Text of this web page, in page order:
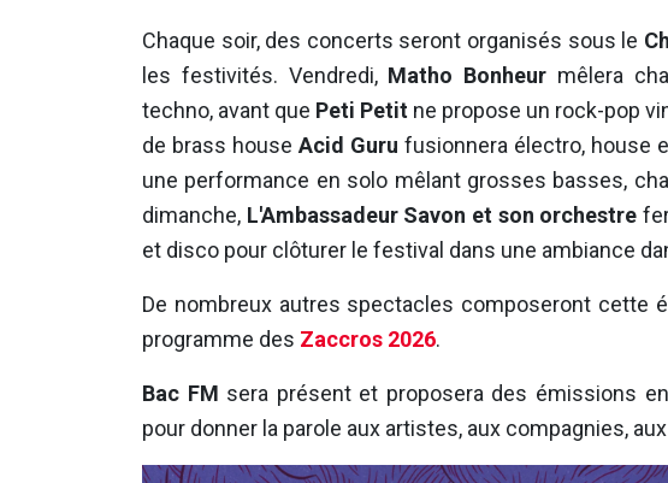
Chaque soir, des concerts seront organisés sous le
les festivités. Vendredi, Matho Bonheur mêlera
techno, avant que Peti Petit ne propose un rock-pop
de brass houseAcid Guru fusionnera électro, house
une performance en solo mêlant grosses basses,
dimanche, L'Ambassadeur Savon et son orchestre
et disco pour clôturer le festival dans une ambiance
De nombreux autres spectacles composeront cette
programme des Zaccros 2026.
Bac FM sera présent et proposera des émissions
pour donner la parole aux artistes, aux compagnies,